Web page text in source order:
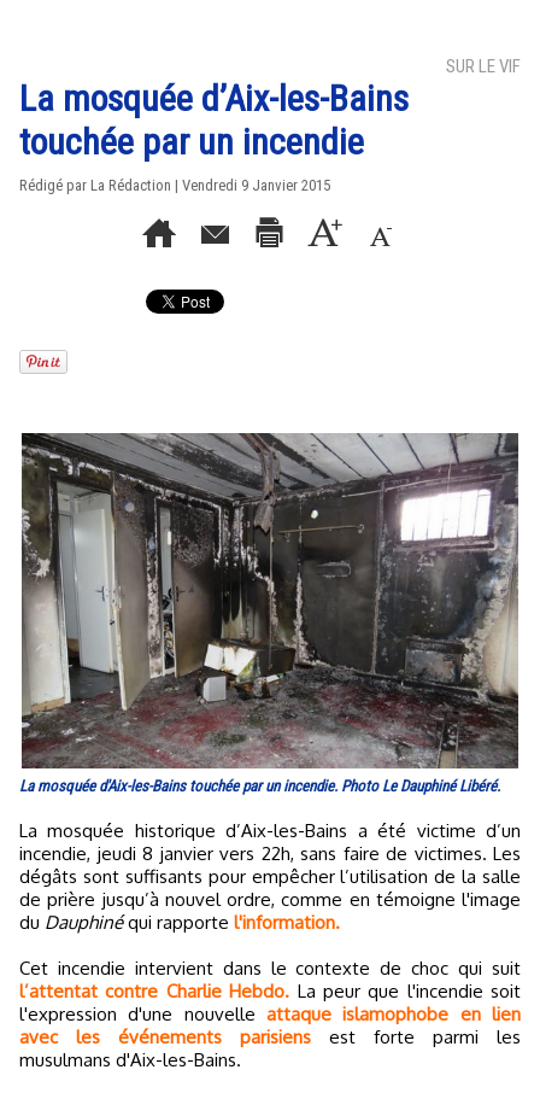
SUR LE VIF
La mosquée d’Aix-les-Bains
touchée par un incendie
Rédigé par La Rédaction | Vendredi 9 Janvier 2015
La mosquée d'Aix-les-Bains touchée par un incendie. Photo Le Dauphiné Libéré.
La mosquée historique d’Aix-les-Bains a été victime d’un
incendie, jeudi 8 janvier vers 22h, sans faire de victimes. Les
dégâts sont suffisants pour empêcher l’utilisation de la salle
de prière jusqu’à nouvel ordre, comme en témoigne l'image
du Dauphinéqui rapporte l'information.
Cet incendie intervient dans le contexte de choc qui suit
l’attentat contre Charlie Hebdo. La peur que l'incendie soit
l'expression d'une nouvelle attaque islamophobe en lien
avec les événements parisiens est forte parmi les
musulmans d'Aix-les-Bains.